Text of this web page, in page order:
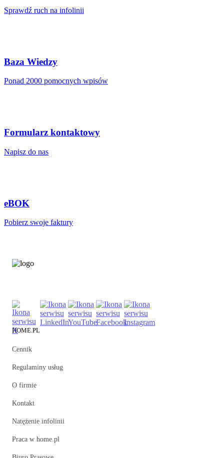
Sprawdź ruch na infolinii
Baza Wiedzy
Ponad 2000 pomocnych wpisów
Formularz kontaktowy
Napisz do nas
eBOK
Pobierz swoje faktury
HOME.PL
Cennik
Regulaminy usług
O firmie
Kontakt
Natężenie infolinii
Praca w home.pl